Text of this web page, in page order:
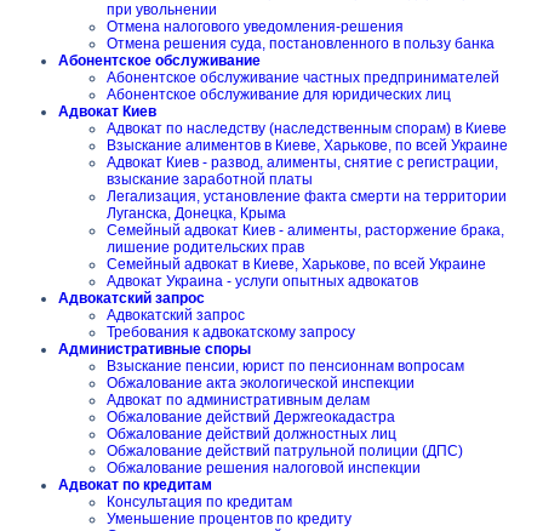
при увольнении
Отмена налогового уведомления-решения
Отмена решения суда, постановленного в пользу банка
Абонентское обслуживание
Абонентское обслуживание частных предпринимателей
Абонентское обслуживание для юридических лиц
Адвокат Киев
Адвокат по наследству (наследственным спорам) в Киеве
Взыскание алиментов в Киеве, Харькове, по всей Украине
Адвокат Киев - развод, алименты, снятие с регистрации,
взыскание заработной платы
Легализация, установление факта смерти на территории
Луганска, Донецка, Крыма
Семейный адвокат Киев - алименты, расторжение брака,
лишение родительских прав
Семейный адвокат в Киеве, Харькове, по всей Украине
Адвокат Украина - услуги опытных адвокатов
Адвокатский запрос
Адвокатский запрос
Требования к адвокатскому запросу
Административные споры
Взыскание пенсии, юрист по пенсионнам вопросам
Обжалование акта экологической инспекции
Адвокат по административным делам
Обжалование действий Держгеокадастра
Обжалование действий должностных лиц
Обжалование действий патрульной полиции (ДПС)
Обжалование решения налоговой инспекции
Адвокат по кредитам
Консультация по кредитам
Уменьшение процентов по кредиту